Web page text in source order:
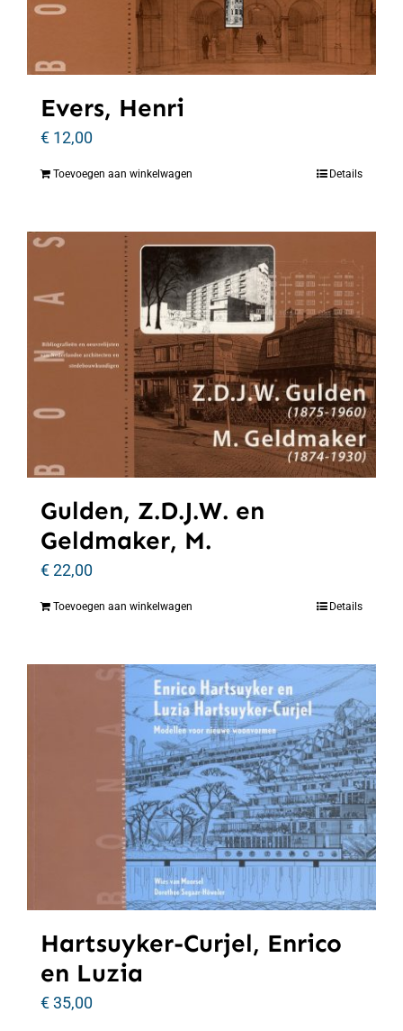
Evers, Henri
€ 12,00
Toevoegen aan winkelwagen Details
Gulden, Z.D.J.W. en
Geldmaker, M.
€22,00
Toevoegen aan winkelwagen Details
Hartsuyker-Curjel, Enrico
en Luzia
€35,00